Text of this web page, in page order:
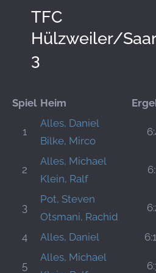
TFC
Hülzweiler/
3
Spiel Heim
1
Alles, Daniel
Bilke, Mirco
2
Alles, Michael
Klein, Ralf
3
Pot, Steven
Otsmani, Rachid
4
Alles, Daniel
5
Alles, Michael